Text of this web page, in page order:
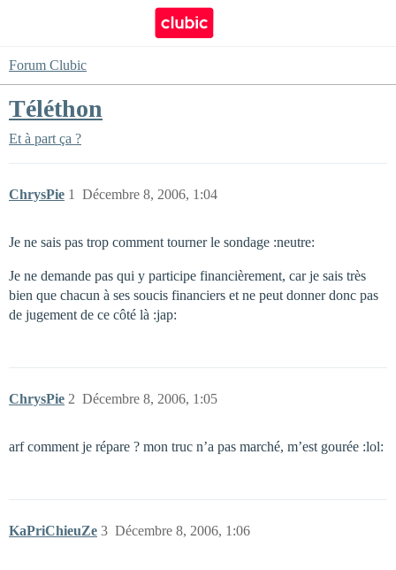
Forum Clubic
Téléthon
Et à part ça ?
ChrysPie Décembre 8, 2006, 1:04
1
Je ne sais pas trop comment tourner le sondage :neutre:
Je ne demande pas qui y participe financièrement, car je sais très
bien que chacun à ses soucis financiers et ne peut donner donc pas
de jugement de ce côté là :jap:
ChrysPie Décembre 8, 2006, 1:05
2
arf comment je répare ? mon truc n’a pas marché, m’est gourée :lol:
KaPriChieuZe Décembre 8, 2006, 1:06
3